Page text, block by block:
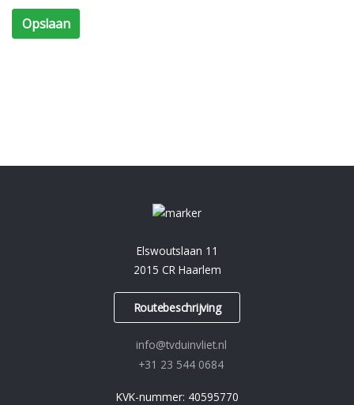
Opslaan
Elswoutslaan 11
2015 CR Haarlem
Routebeschrijving
info@tvduinvliet.nl
+31 23 544 0684
KVK-nummer: 40595770